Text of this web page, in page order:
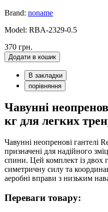
Brand: noname
Model: RBA-2329-0.5
370 грн.
Додати в кошик
В закладки
порівняння
Чавунні
кг для легких
Чавунні неопренові гантелі
призначені для надійного
спини. Цей комплект із двох
симетричну силу та
аеробні вправи з низьким
Переваги товару: